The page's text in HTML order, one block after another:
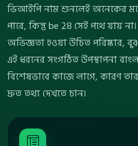
ভিআইপি নাম শুনলেই অনেকের
পারে, কিন্তু be 28 সেই পথে যায়
অভিজ্ঞতা হওয়া উচিত পরিষ্কার,
এই ধরনের সংগঠিত উপস্থাপনা
বিশেষভাবে কাজে লাগে, কারণ
দ্রুত তথ্য দেখতে চান।